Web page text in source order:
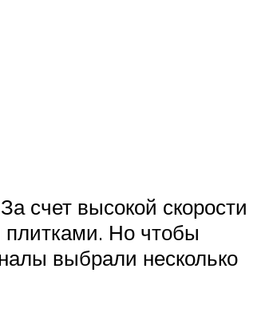
счет высокой скорости
Но чтобы
выбрали несколько